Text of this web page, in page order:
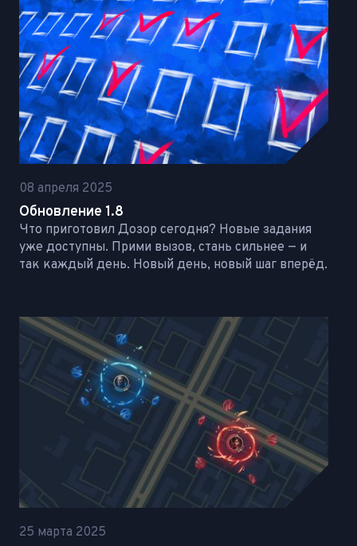
08 апреля 2025
Обновление 1.8
Что приготовил Дозор сегодня? Новые задания
уже доступны. Прими вызов, стань сильнее — и
так каждый день. Новый день, новый шаг вперёд.
25 марта 2025